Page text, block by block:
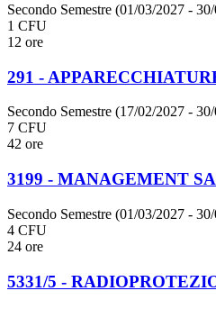
Secondo Semestre (01/03/2027 -
1 CFU
12 ore
291 -
Secondo Semestre (17/02/2027 -
7 CFU
42 ore
3199 - MANAGEMENT
Secondo Semestre (01/03/2027 -
4 CFU
24 ore
5331/5 -